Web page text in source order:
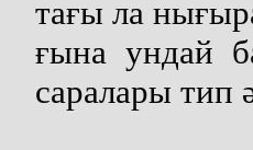
тағы ла
ғына ундай
саралары тип